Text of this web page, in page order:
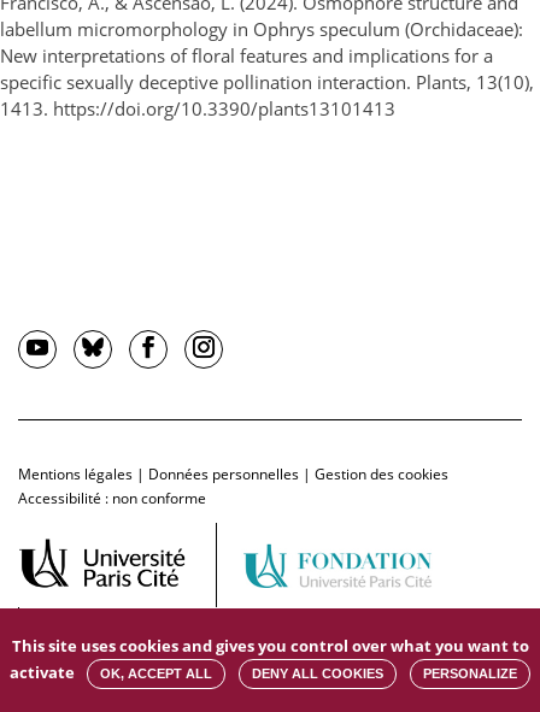
labellum micromorphology in Ophrys speculum (Orchidaceae):
New interpretations of floral features and implications for a
specific sexually deceptive pollination interaction. Plants, 13(10),
1413. https://doi.org/10.3390/plants13101413
Mentions légales | Données personnelles | Gestion des cookies
Accessibilité : non conforme
This site uses cookies and gives you control over what you want to
activate
OK, ACCEPT ALL DENY ALL COOKIES PERSONALIZE